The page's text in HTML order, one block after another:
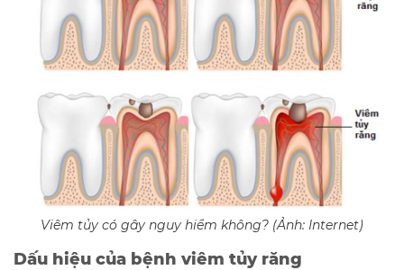
Viêm tủy có gây nguy hiểm không? (Ảnh: Internet)
Dấu hiệu của bệnh viêm tủy răng